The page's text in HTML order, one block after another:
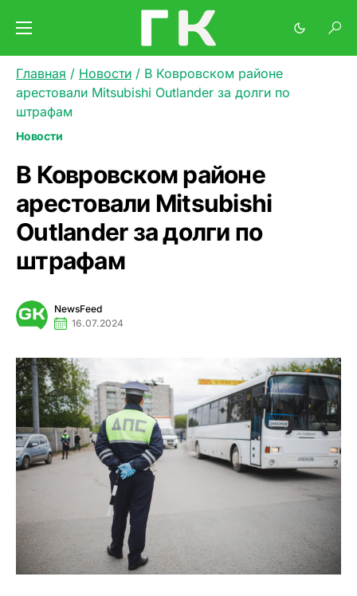
Главная / Новости / В Ковровском районе
арестовали Mitsubishi Outlander за долги по
штрафам
Новости
В Ковровском районе
арестовали Mitsubishi
Outlander за долги по
штрафам
NewsFeed
16.07.2024